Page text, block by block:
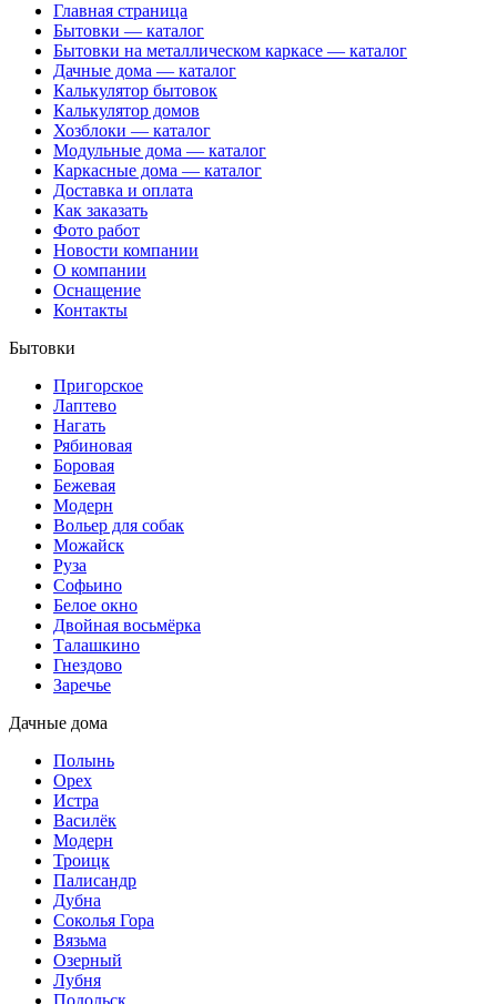
Главная страница
Бытовки — каталог
Бытовки на металлическом каркасе — каталог
Дачные дома — каталог
Калькулятор бытовок
Калькулятор домов
Хозблоки — каталог
Модульные дома — каталог
Каркасные дома — каталог
Доставка и оплата
Как заказать
Фото работ
Новости компании
О компании
Оснащение
Контакты
Бытовки
Пригорское
Лаптево
Нагать
Рябиновая
Боровая
Бежевая
Модерн
Вольер для собак
Можайск
Руза
Софьино
Белое окно
Двойная восьмёрка
Талашкино
Гнездово
Заречье
Дачные дома
Полынь
Орех
Истра
Василёк
Модерн
Троицк
Палисандр
Дубна
Соколья Гора
Вязьма
Озерный
Лубня